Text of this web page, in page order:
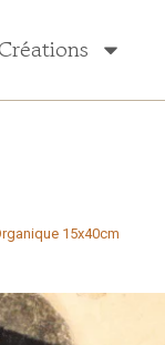
15x40cm